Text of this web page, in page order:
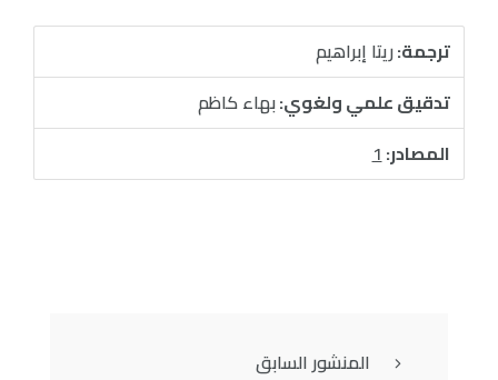
ترجمة:ريتا إبراهيم
تدقيق علمي ولغوي:بهاء كاظم
المصادر:1
المنشور السابق